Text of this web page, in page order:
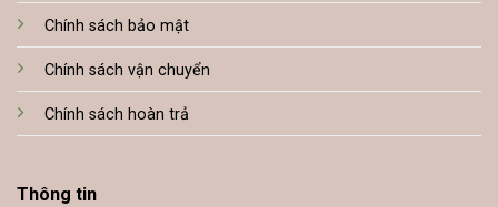
Chính sách bảo mật
Chính sách vận chuyển
Chính sách hoàn trả
Thông tin